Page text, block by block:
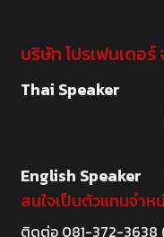
บริษัท โปรเฟนเดอร์
Thai Speaker
English Speaker
สนใจเป็นตัวแทนจำห
ติดต่อ 081-372-3638